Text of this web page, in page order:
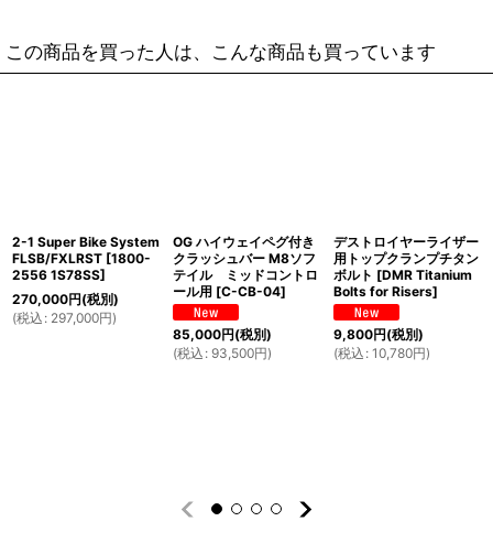
この商品を買った人は、こんな商品も買っています
2-1 Super Bike System
FLSB/FXLRST [1800-
2556 1S78SS]
270,000円(税別)
(税込 : 297,000円)
OG ハイウェイペグ付き
クラッシュバー M8ソフ
テイル ミッドコントロ
ール用 [C-CB-04]
85,000円(税別)
(税込 : 93,500円)
デストロイヤーライザー
用トップクランプチタン
ボルト [DMR Titanium
Bolts for Risers]
9,800円(税別)
(税込 : 10,780円)